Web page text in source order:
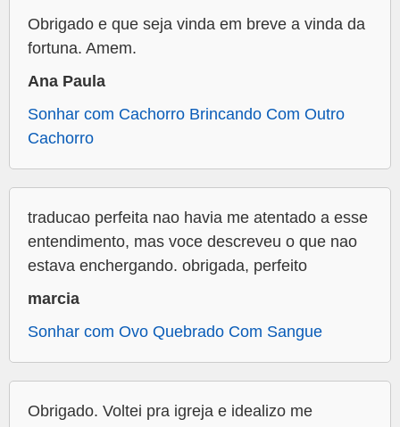
Obrigado e que seja vinda em breve a vinda da
fortuna. Amem.
Ana Paula
Sonhar com Cachorro Brincando Com Outro
Cachorro
traducao perfeita nao havia me atentado a esse
entendimento, mas voce descreveu o que nao
estava enchergando. obrigada, perfeito
marcia
Sonhar com Ovo Quebrado Com Sangue
Obrigado. Voltei pra igreja e idealizo me